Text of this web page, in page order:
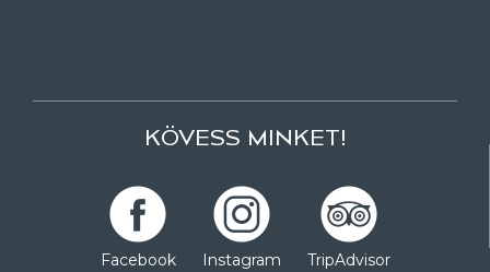
KÖVESS MINKET!
Facebook Instagram TripAdvisor